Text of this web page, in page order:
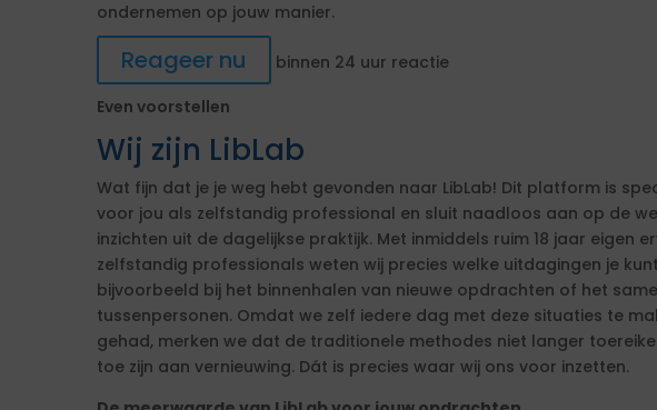
ondernemen op jouw manier.
Reageer nu
binnen 24 uur reactie
Even voorstellen
Wij zijn LibLab
Wat fijn dat je je weg hebt gevonden naar LibLab! Dit platform is
voor jou als zelfstandig professional en sluit naadloos aan op de
inzichten uit de dagelijkse praktijk. Met inmiddels ruim 18 jaar eigen
zelfstandig professionals weten wij precies welke uitdagingen je
bijvoorbeeld bij het binnenhalen van nieuwe opdrachten of het
tussenpersonen. Omdat we zelf iedere dag met deze situaties te
gehad, merken we dat de traditionele methodes niet langer
toe zijn aan vernieuwing. Dát is precies waar wij ons voor inzetten.